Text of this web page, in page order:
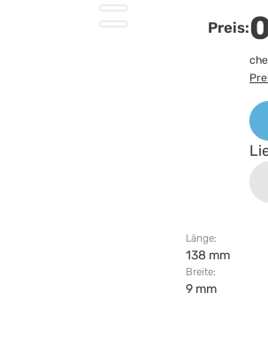
Preis:
Länge:
138 mm
Breite:
9 mm